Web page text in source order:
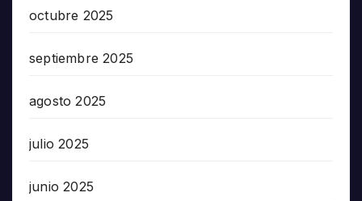
octubre 2025
septiembre 2025
agosto 2025
julio 2025
junio 2025